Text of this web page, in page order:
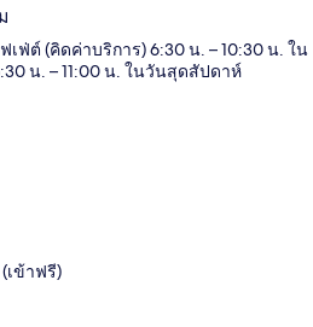
ฟ่ต์ (คิดค่าบริการ) 6:30 น. – 10:30 น. ใน
น. – 11:00 น. ในวันสุดสัปดาห์
เข้าฟรี)